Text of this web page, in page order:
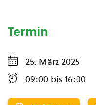
Termin
25. März 2025
09:00 bis 16:00